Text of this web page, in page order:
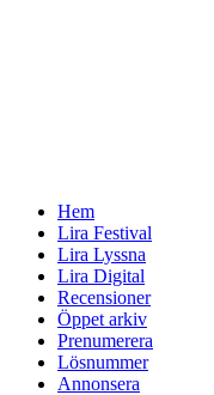
Hem
Lira Festival
Lira Lyssna
Lira Digital
Recensioner
Öppet arkiv
Prenumerera
Lösnummer
Annonsera